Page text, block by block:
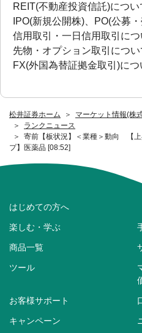
松井証券ホーム
マーケット情報(株
ランクニュース
寄前【板状況】＜業種＞動向 【
プ】医薬品 [08:52]
REIT(不動産投資信託)につい
IPO(新規公開株)、PO(公募
信用取引・一日信用取引につ
先物・オプション取引につい
FX(外国為替証拠金取引)につ
はじめての方へ
楽しむ・学ぶ
商品一覧
ツール
お客様サポート
キャンペーン